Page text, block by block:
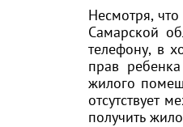
Несмотря,
Самарской
телефону, в
прав
жилого
отсутствует
получить